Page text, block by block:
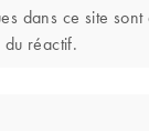
dans ce site sont
réactif.